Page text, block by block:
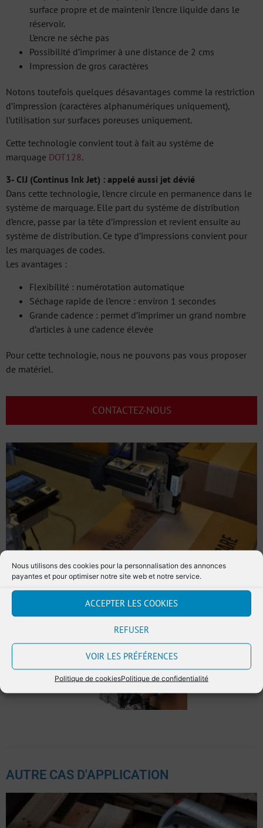
Nous utilisons des cookies pour la personnalisation des annonces
payantes et pour optimiser notre site web et notre service.
ACCEPTER LES COOKIES
REFUSER
VOIR LES PRÉFÉRENCES
Politique de cookiesPolitique de confidentialité
surface propre et de maintenir l’encre liquide dans le
réservoir.
L’encre ne sèche pas
Possibilité d’imprimer à une distance de 2 cms
Impression de gros caractères
Notons toutefois quelques désavantages comme la restriction
d’impression (caractères alphanumériques uniquement),
l’utilisation sur surfaces poreuses uniquement.
Cette technologie convient tout à fait au système de
marquage DOT128.
3- CIJ (Continus Ink Jet) : appelé aussi jet dévié
Dans cette technologie, l’encre circule en permanence dans le
système de marquage. Elle part du système de distribution
d’encre, passe par la tête d’impression et revient ensuite au
système de distribution. Ce type d’impressions convient pour
les marquages de codes.
Les avantages :
Flexibilité : numérotation automatique
Séchage rapide de l’encre : environ 1 secondes
Grande cadence : permet d’imprimer un grand nombre
d’articles à une cadence élevée
Pour cette technologie, nous ne pouvons pas vous proposer
de matériel.
CONTACTEZ-NOUS
AUTRE CAS D'APPLICATION